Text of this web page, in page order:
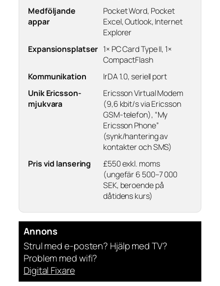
Medföljande
appar
Pocket Word, Pocket
Excel, Outlook, Internet
Explorer
Expansionsplatser 1× PC Card Type II, 1×
CompactFlash
Kommunikation
IrDA 1.0, seriell port
Unik Ericsson-
mjukvara
Ericsson Virtual Modem
(9,6 kbit/s via Ericsson
GSM-telefon), “My
Ericsson Phone”
(synk/hantering av
kontakter och SMS)
Pris vid lansering
£550 exkl. moms
(ungefär 6 500–7 000
SEK, beroende på
dåtidens kurs)
Annons
Strul med e-posten? Hjälp med TV?
Problem med wifi?
Digital Fixare